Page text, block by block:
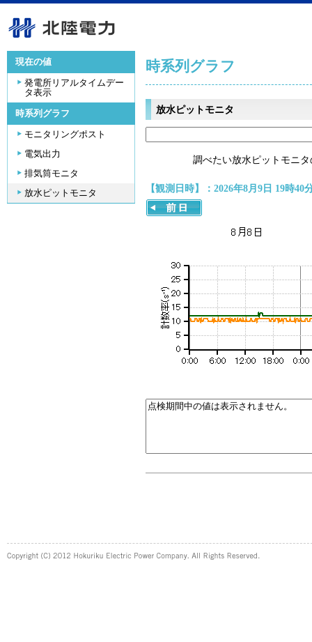
現在の値
発電所リアルタイムデー
タ表示
時系列グラフ
モニタリングポスト
電気出力
排気筒モニタ
放水ピットモニタ
時系列グラフ
放水ピットモニタ
調べたい放水ピットモニ
【観測日時】：2026年8月9日 19時40